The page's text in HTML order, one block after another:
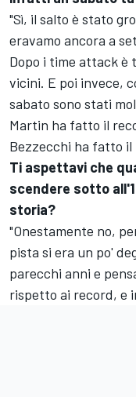
"Sì, il salto è stato
eravamo ancora a
Dopo i time attack è
vicini. E poi invece,
sabato sono stati
Martin ha fatto il
Bezzecchi ha fatto
Ti aspettavi che
scendere sotto
storia?
"Onestamente no,
pista si era un po'
parecchi anni e
rispetto ai record, e